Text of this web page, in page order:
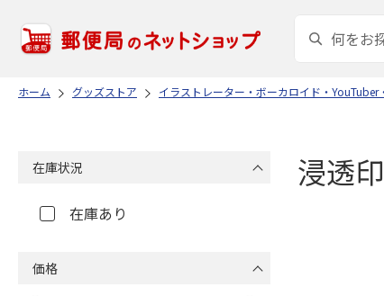
ホーム グッズストア イラストレーター・ボーカロイド・YouTuber
浸透
在庫状況
在庫あり
価格